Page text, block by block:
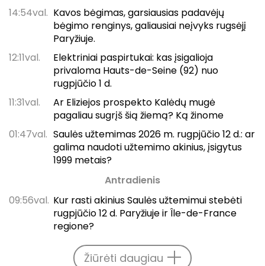
14:54val. Kavos bėgimas, garsiausias padavėjų
bėgimo renginys, galiausiai neįvyks rugsėjį
Paryžiuje.
12:11val.
Elektriniai paspirtukai: kas įsigalioja
privaloma Hauts-de-Seine (92) nuo
rugpjūčio 1 d.
11:31val.
Ar Eliziejos prospekto Kalėdų mugė
pagaliau sugrįš šią žiemą? Ką žinome
01:47val. Saulės užtemimas 2026 m. rugpjūčio 12 d.: ar
galima naudoti užtemimo akinius, įsigytus
1999 metais?
Antradienis
09:56val. Kur rasti akinius Saulės užtemimui stebėti
rugpjūčio 12 d. Paryžiuje ir Île-de-France
regione?
Žiūrėti daugiau